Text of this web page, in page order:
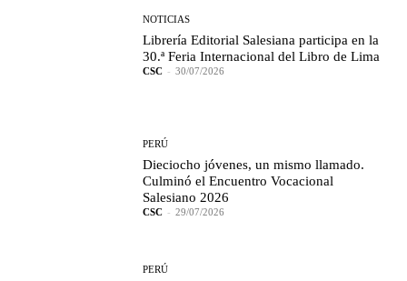
NOTICIAS
Librería Editorial Salesiana participa en la
30.ª Feria Internacional del Libro de Lima
CSC - 30/07/2026
PERÚ
Dieciocho jóvenes, un mismo llamado.
Culminó el Encuentro Vocacional
Salesiano 2026
CSC - 29/07/2026
PERÚ